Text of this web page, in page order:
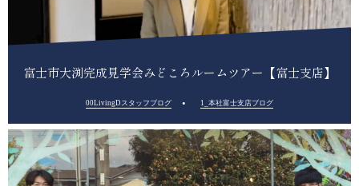
富士市大渕完成見学会みどころルームツアー【富士支店】
00LivingDスタッフブログ 1_本社富士支店ブログ